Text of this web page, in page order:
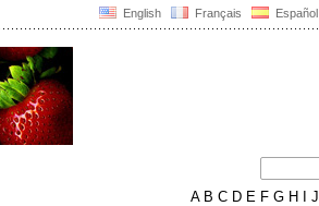
English Français Español
AB C D E F G H J